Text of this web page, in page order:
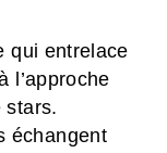
qui entrelace
l’approche
stars.
échangent